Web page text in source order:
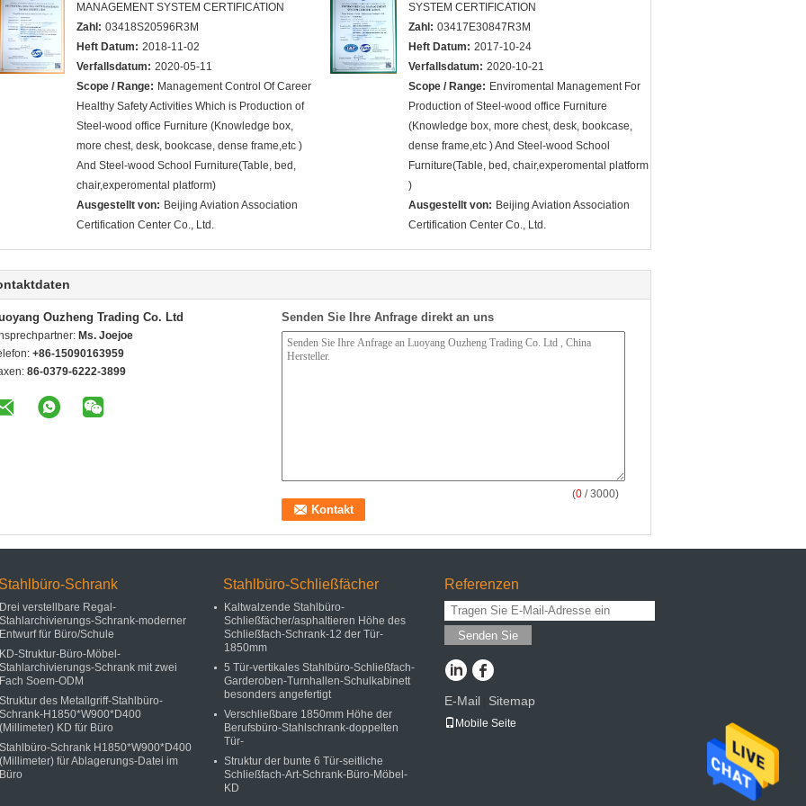
MANAGEMENT SYSTEM CERTIFICATION
Zahl: 03418S20596R3M
Heft Datum: 2018-11-02
Verfallsdatum: 2020-05-11
Scope / Range: Management Control Of Career
Healthy Safety Activities Which is Production of
Steel-wood office Furniture (Knowledge box,
more chest, desk, bookcase, dense frame,etc )
And Steel-wood School Furniture(Table, bed,
chair,experomental platform)
Ausgestellt von: Beijing Aviation Association
Certification Center Co., Ltd.
SYSTEM CERTIFICATION
Zahl: 03417E30847R3M
Heft Datum: 2017-10-24
Verfallsdatum: 2020-10-21
Scope / Range: Enviromental Management For
Production of Steel-wood office Furniture
(Knowledge box, more chest, desk, bookcase,
dense frame,etc ) And Steel-wood School
Furniture(Table, bed, chair,experomental platform
)
Ausgestellt von: Beijing Aviation Association
Certification Center Co., Ltd.
Ouzheng Trading Co. Ltd
Ms. Joejoe
+86-15090163959
86-0379-6222-3899
Senden Sie Ihre Anfrage direkt an uns
(0 / 3000)
Stahlbüro-Schrank
Drei verstellbare Regal-
Stahlarchivierungs-Schrank-moderner
Entwurf für Büro/Schule
KD-Struktur-Büro-Möbel-
Stahlarchivierungs-Schrank mit zwei
Fach Soem-ODM
Struktur des Metallgriff-Stahlbüro-
Schrank-H1850*W900*D400
(Millimeter) KD für Büro
Stahlbüro-Schrank H1850*W900*D400
(Millimeter) für Ablagerungs-Datei im
Büro
Stahlbüro-Schließfächer
Kaltwalzende Stahlbüro-
Schließfächer/asphaltieren Höhe des
Schließfach-Schrank-12 der Tür-
1850mm
5 Tür-vertikales Stahlbüro-Schließfach-
Garderoben-Turnhallen-Schulkabinett
besonders angefertigt
Verschließbare 1850mm Höhe der
Berufsbüro-Stahlschrank-doppelten
Tür-
Struktur der bunte 6 Tür-seitliche
Schließfach-Art-Schrank-Büro-Möbel-
KD
Referenzen
Senden Sie
E-Mail Sitemap
Mobile Seite